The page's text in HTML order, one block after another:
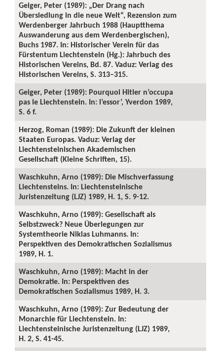
Geiger, Peter (1989): „Der Drang nach
Übersiedlung in die neue Welt“, Rezension zum
Werdenberger Jahrbuch 1988 (Hauptthema
Auswanderung aus dem Werdenbergischen),
Buchs 1987. In: Historischer Verein für das
Fürstentum Liechtenstein (Hg.): Jahrbuch des
Historischen Vereins, Bd. 87. Vaduz: Verlag des
Historischen Vereins, S. 313–315.
Geiger, Peter (1989): Pourquoi Hitler n’occupa
pas le Liechtenstein. In: l’essor’, Yverdon 1989,
S. 6 f.
Herzog, Roman (1989): Die Zukunft der kleinen
Staaten Europas. Vaduz: Verlag der
Liechtensteinischen Akademischen
Gesellschaft (Kleine Schriften, 15).
Waschkuhn, Arno (1989): Die Mischverfassung
Liechtensteins. In: Liechtensteinische
Juristenzeitung (LJZ) 1989, H. 1, S. 9-12.
Waschkuhn, Arno (1989): Gesellschaft als
Selbstzweck? Neue Überlegungen zur
Systemtheorie Niklas Luhmanns. In:
Perspektiven des Demokratischen Sozialismus
1989, H. 1.
Waschkuhn, Arno (1989): Macht in der
Demokratie. In: Perspektiven des
Demokratischen Sozialismus 1989, H. 3.
Waschkuhn, Arno (1989): Zur Bedeutung der
Monarchie für Liechtenstein. In:
Liechtensteinische Juristenzeitung (LJZ) 1989,
H. 2, S. 41-45.